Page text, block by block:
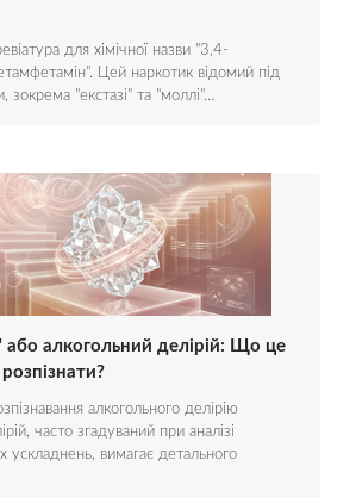
для хімічної назви "3,4-
Цей наркотик відомий під
зокрема "екстазі" та "моллі"…
або алкогольний делірій: Що це
алкогольного делірію
часто згадуваний при аналізі
ускладнень, вимагає детального